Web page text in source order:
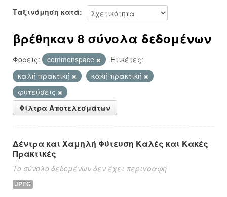
Ταξινόμηση κατά
βρέθηκαν 8 σύνολα δεδομένων
Φορείς: commonspace
Ετικέτες:
καλή πρακτική
κακή πρακτική
φυτεύσεις
Φίλτρα Αποτελεσμάτων
Δέντρα και Χαμηλή Φύτευση Καλές και Κακές
Πρακτικές
Το σύνολο δεδομένων δεν έχει περιγραφή
JPEG